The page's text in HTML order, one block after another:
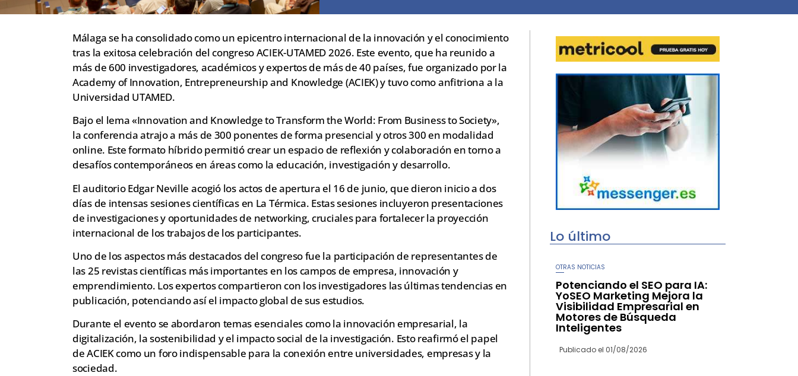
Málaga se ha consolidado como un epicentro internacional de la innovación y el conocimiento
tras la exitosa celebración del congreso ACIEK-UTAMED 2026. Este evento, que ha reunido a
más de 600 investigadores, académicos y expertos de más de 40 países, fue organizado por la
Academy of Innovation, Entrepreneurship and Knowledge (ACIEK) y tuvo como anfitriona a la
Universidad UTAMED.
Bajo el lema «Innovation and Knowledge to Transform the World: From Business to Society»,
la conferencia atrajo a más de 300 ponentes de forma presencial y otros 300 en modalidad
online. Este formato híbrido permitió crear un espacio de reflexión y colaboración en torno a
desafíos contemporáneos en áreas como la educación, investigación y desarrollo.
El auditorio Edgar Neville acogió los actos de apertura el 16 de junio, que dieron inicio a dos
días de intensas sesiones científicas en La Térmica. Estas sesiones incluyeron presentaciones
de investigaciones y oportunidades de networking, cruciales para fortalecer la proyección
internacional de los trabajos de los participantes.
Uno de los aspectos más destacados del congreso fue la participación de representantes de
las 25 revistas científicas más importantes en los campos de empresa, innovación y
emprendimiento. Los expertos compartieron con los investigadores las últimas tendencias en
publicación, potenciando así el impacto global de sus estudios.
Durante el evento se abordaron temas esenciales como la innovación empresarial, la
digitalización, la sostenibilidad y el impacto social de la investigación. Esto reafirmó el papel
de ACIEK como un foro indispensable para la conexión entre universidades, empresas y la
sociedad.
Lo último
OTRAS NOTICIAS
Potenciando el SEO para IA:
YoSEO Marketing Mejora la
Visibilidad Empresarial en
Motores de Búsqueda
Inteligentes
Publicado el 01/08/2026